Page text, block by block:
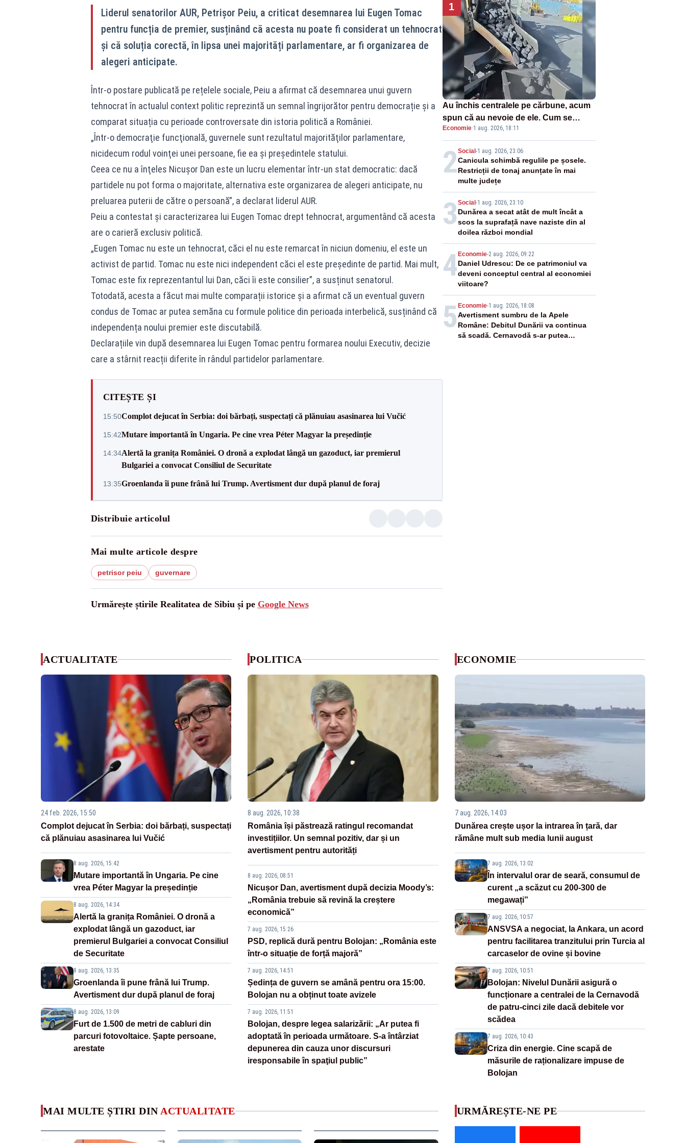
Liderul senatorilor AUR, Petrișor Peiu, a criticat desemnarea lui Eugen Tomac
pentru funcția de premier, susținând că acesta nu poate fi considerat un tehnocrat
și că soluția corectă, în lipsa unei majorități parlamentare, ar fi organizarea de
alegeri anticipate.
Într-o postare publicată pe rețelele sociale, Peiu a afirmat că desemnarea unui guvern
tehnocrat în actualul context politic reprezintă un semnal îngrijorător pentru democrație și a
comparat situația cu perioade controversate din istoria politică a României.
„Într-o democraţie funcţională, guvernele sunt rezultatul majorităţilor parlamentare,
nicidecum rodul voinţei unei persoane, fie ea şi preşedintele statului.
Ceea ce nu a înţeles Nicuşor Dan este un lucru elementar într-un stat democratic: dacă
partidele nu pot forma o majoritate, alternativa este organizarea de alegeri anticipate, nu
preluarea puterii de către o persoană”, a declarat liderul AUR.
Peiu a contestat și caracterizarea lui Eugen Tomac drept tehnocrat, argumentând că acesta
are o carieră exclusiv politică.
„Eugen Tomac nu este un tehnocrat, căci el nu este remarcat în niciun domeniu, el este un
activist de partid. Tomac nu este nici independent căci el este preşedinte de partid. Mai mult,
Tomac este fix reprezentantul lui Dan, căci îi este consilier”, a susținut senatorul.
Totodată, acesta a făcut mai multe comparații istorice și a afirmat că un eventual guvern
condus de Tomac ar putea semăna cu formule politice din perioada interbelică, susținând că
independența noului premier este discutabilă.
Declarațiile vin după desemnarea lui Eugen Tomac pentru formarea noului Executiv, decizie
care a stârnit reacții diferite în rândul partidelor parlamentare.
CITEȘTE ȘI
15:50Complot dejucat în Serbia: doi bărbați, suspectați că plănuiau asasinarea lui Vučić
15:42Mutare importantă în Ungaria. Pe cine vrea Péter Magyar la președinție
14:34Alertă la granița României. O dronă a explodat lângă un gazoduct, iar premierul
Bulgariei a convocat Consiliul de Securitate
13:35Groenlanda îi pune frână lui Trump. Avertisment dur după planul de foraj
Distribuie articolul
Mai multe articole despre
petrisor peiu guvernare
Urmărește știrile Realitatea de Sibiu și pe Google News
1
Au închis centralele pe cărbune, acum
spun că au nevoie de ele. Cum se
pasează vina în plină criză energetică
Economie·1 aug. 2026, 18:11
2Social -1 aug. 2026, 23:06
Canicula schimbă regulile pe șosele.
Restricții de tonaj anunțate în mai
multe județe
3 Social -1 aug. 2026, 23:10
Dunărea a secat atât de mult încât a
scos la suprafață nave naziste din al
doilea război mondial
4 Economie-2 aug. 2026, 09:22
Daniel Udrescu: De ce patrimoniul va
deveni conceptul central al economiei
viitoare?
5 Economie-1 aug. 2026, 18:08
Avertisment sumbru de la Apele
Române: Debitul Dunării va continua
să scadă. Cernavodă s-ar putea
ACTUALITATE
24 feb. 2026, 15:50
Complot dejucat în Serbia: doi bărbați, suspectați
că plănuiau asasinarea lui Vučić
8 aug. 2026, 15:42
Mutare importantă în Ungaria. Pe cine
vrea Péter Magyar la președinție
8 aug. 2026, 14:34
Alertă la granița României. O dronă a
explodat lângă un gazoduct, iar
premierul Bulgariei a convocat Consiliul
de Securitate
8 aug. 2026, 13:35
Groenlanda îi pune frână lui Trump.
Avertisment dur după planul de foraj
8 aug. 2026, 13:09
Furt de 1.500 de metri de cabluri din
parcuri fotovoltaice. Șapte persoane,
arestate
POLITICA
8 aug. 2026, 10:38
România își păstrează ratingul recomandat
investițiilor. Un semnal pozitiv, dar și un
avertisment pentru autorități
8 aug. 2026, 08:51
Nicușor Dan, avertisment după decizia Moody’s:
„România trebuie să revină la creștere
economică”
7 aug. 2026, 15:26
PSD, replică dură pentru Bolojan: „România este
într-o situație de forță majoră”
7 aug. 2026, 14:51
Ședința de guvern se amână pentru ora 15:00.
Bolojan nu a obținut toate avizele
7 aug. 2026, 11:51
Bolojan, despre legea salarizării: „Ar putea fi
adoptată în perioada următoare. S-a întârziat
depunerea din cauza unor discursuri
iresponsabile în spaţiul public”
ECONOMIE
7 aug. 2026, 14:03
Dunărea crește ușor la intrarea în țară, dar
rămâne mult sub media lunii august
7 aug. 2026, 13:02
În intervalul orar de seară, consumul de
curent „a scăzut cu 200-300 de
megawați”
7 aug. 2026, 10:57
ANSVSA a negociat, la Ankara, un acord
pentru facilitarea tranzitului prin Turcia al
carcaselor de ovine și bovine
7 aug. 2026, 10:51
Bolojan: Nivelul Dunării asigură o
funcționare a centralei de la Cernavodă
de patru-cinci zile dacă debitele vor
scădea
7 aug. 2026, 10:43
Criza din energie. Cine scapă de
măsurile de raționalizare impuse de
Bolojan
MAI MULTE ȘTIRI DIN ACTUALITATE URMĂREȘTE-NE PE